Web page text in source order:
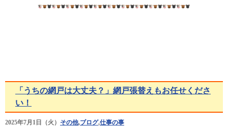
「うちの網戸は大丈夫？」網戸張替えもお任せくださ
い！
2025年7月1日（火） その他,ブログ,仕事の事